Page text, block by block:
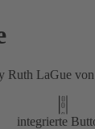
Ruth LaGue von
integrierte